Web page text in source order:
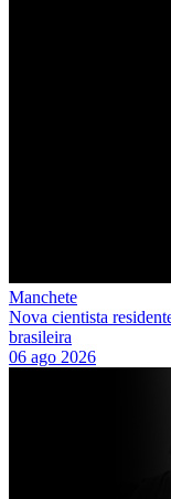
Manchete
Nova cientista
brasileira
06 ago 2026